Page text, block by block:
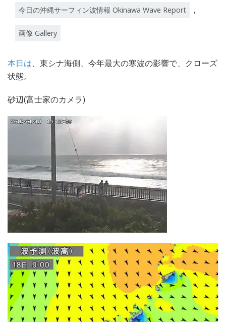
今日の沖縄サーフィン波情報 Okinawa Wave Report ,
画像 Gallery
本日は、東シナ海側、今年最大の寒波の影響で、クローズ
状態。
砂辺(富士家のカメラ)